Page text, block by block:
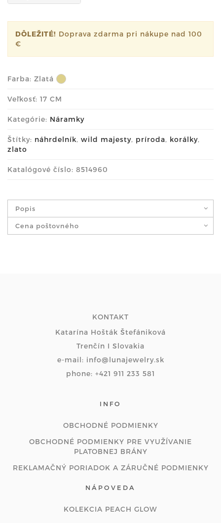
DÔLEŽITÉ! Doprava zdarma pri nákupe nad 100
€
Farba: Zlatá
Veľkosť: 17 CM
Kategórie: Náramky
Štítky: náhrdelník, wild majesty, príroda, korálky,
zlato
Katalógové číslo: 8514960
Popis
Cena poštovného
KONTAKT
Katarína Hošták Štefániková
Trenčín I Slovakia
e-mail: info@lunajewelry.sk
phone: +421 911 233 581
INFO
OBCHODNÉ PODMIENKY
OBCHODNÉ PODMIENKY PRE VYUŽÍVANIE
PLATOBNEJ BRÁNY
REKLAMAČNÝ PORIADOK A ZÁRUČNÉ PODMIENKY
NÁPOVEDA
KOLEKCIA PEACH GLOW